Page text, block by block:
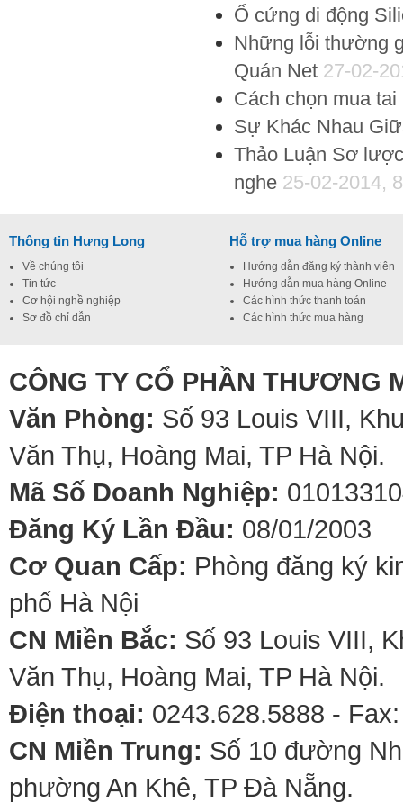
Ổ cứng di động
Những lỗi thường
Quán Net 27-02-
Cách chọn mua
Sự Khác Nhau
Thảo Luận Sơ
nghe 25-02-2014,
Thông tin Hưng Long
Về chúng tôi
Tin tức
Cơ hội nghề nghiệp
Sơ đồ chỉ dẫn
Hỗ trợ mua hàng Online
Hướng dẫn đăng ký thành viên
Hướng dẫn mua hàng Online
Các hình thức thanh toán
Các hình thức mua hàng
CÔNG TY CỔ PHẦN THƯƠNG
Văn Phòng: Số 93 Louis VIII,
Văn Thụ, Hoàng Mai, TP Hà Nội.
Mã Số Doanh Nghiệp:
Đăng Ký Lần Đầu: 08/01/2003
Cơ Quan Cấp: Phòng đăng ký
phố Hà Nội
CN Miền Bắc: Số 93 Louis VIII,
Văn Thụ, Hoàng Mai, TP Hà Nội.
Điện thoại: 0243.628.5888 -
CN Miền Trung: Số 10 đường
phường An Khê, TP Đà Nẵng.